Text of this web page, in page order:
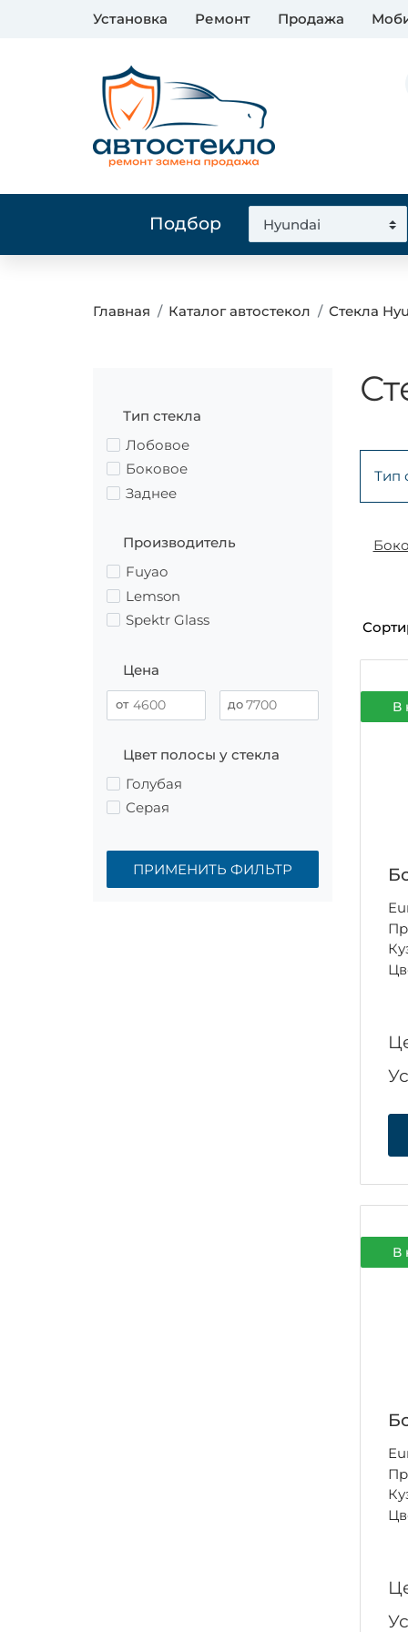
Установка Ремонт Продажа
Подбор
Главная Каталог автостекол Стекла
Тип стекла
Лобовое
Боковое
Заднее
Производитель
Fuyao
Lemson
Spektr Glass
Цена
Цвет полосы у стекла
Голубая
Серая
ПРИМЕНИТЬ ФИЛЬТР
Тип
В
В